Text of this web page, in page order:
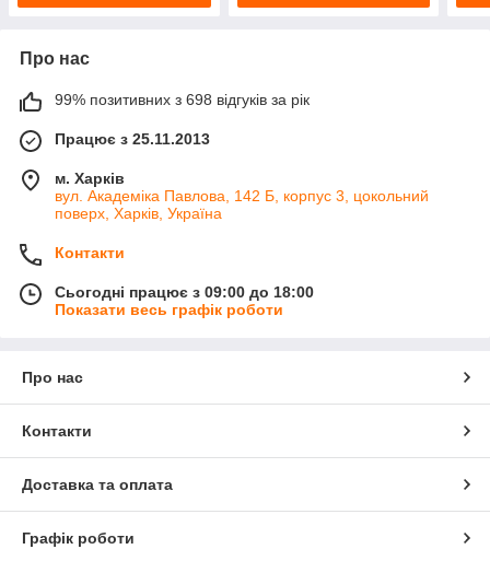
Про нас
99% позитивних з 698 відгуків за рік
Працює з 25.11.2013
м. Харків
вул. Академіка Павлова, 142 Б, корпус 3, цокольний
поверх, Харків, Україна
Контакти
Сьогодні працює з 09:00 до 18:00
Показати весь графік роботи
Про нас
Контакти
Доставка та оплата
Графік роботи